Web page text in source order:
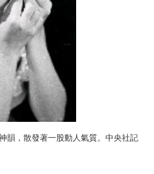
韻，散發著一股動人氣質。中央社記